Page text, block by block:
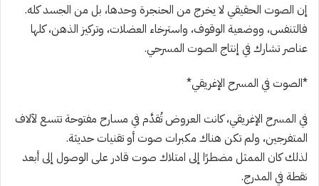
إن الصوت الحقيقي لا يخرج من الحنجرة وحدها، بل من الجسد كله.
فالتنفس، ووضعية الوقوف، واسترخاء العضلات، وتركيز الذهن، كلها
عناصر تشارك في إنتاج الصوت المسرحي.
*الصوت في المسرح الإغريقي*
في المسرح الإغريقي، كانت العروض تُقدَّم في مسارح مفتوحة تتسع لآلاف
المتفرجين، ولم تكن هناك مكبرات صوت أو تقنيات حديثة.
لذلك كان الممثل مضطرًا إلى امتلاك صوت قادر على الوصول إلى أبعد
نقطة في المدرج.